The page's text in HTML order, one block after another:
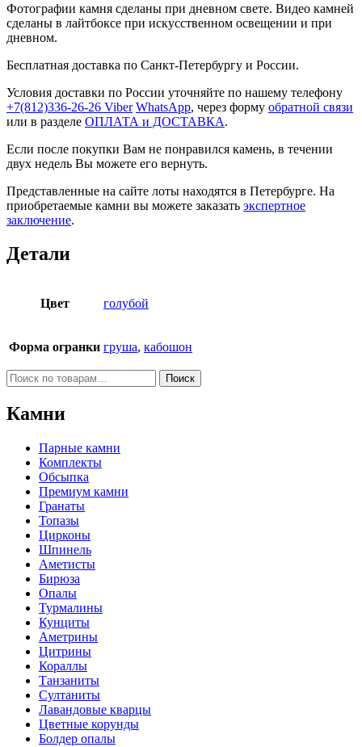
Фотографии камня сделаны при дневном свете. Видео камней
сделаны в лайтбоксе при искусственном освещении и при
дневном.
Бесплатная доставка по Санкт-Петербургу и России.
Условия доставки по России уточняйте по нашему телефону
+7(812)336-26-26 Viber WhatsApp, через форму обратной связи
или в разделе ОПЛАТА и ДОСТАВКА.
Если после покупки Вам не понравился камень, в течении
двух недель Вы можете его вернуть.
Представленные на сайте лоты находятся в Петербурге. На
приобретаемые камни вы можете заказать экспертное
заключение.
Детали
Цвет голубой
Форма огранки груша, кабошон
Искать: Поиск
Камни
Парные камни
Комплекты
Обсыпка
Премиум камни
Гранаты
Топазы
Цирконы
Шпинель
Аметисты
Бирюза
Опалы
Турмалины
Кунциты
Аметрины
Цитрины
Кораллы
Танзаниты
Султаниты
Лавандовые кварцы
Цветные корунды
Болдер опалы